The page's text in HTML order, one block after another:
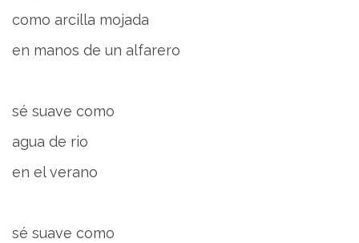
como arcilla mojada
en manos de un alfarero
sé suave como
agua de rio
en el verano
sé suave como